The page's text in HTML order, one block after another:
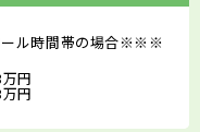
ル時間帯の場合※※※
円
円